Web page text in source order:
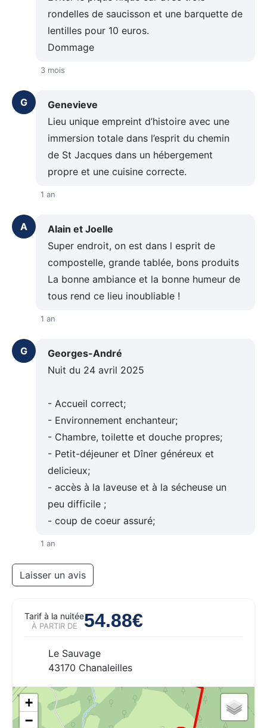
rondelles de saucisson et une barquette de
lentilles pour 10 euros.
Dommage
3 mois
G
Genevieve
Lieu unique empreint d’histoire avec une
immersion totale dans l’esprit du chemin
de St Jacques dans un hébergement
propre et une cuisine correcte.
1 an
A
Alain et Joelle
Super endroit, on est dans l esprit de
compostelle, grande tablée, bons produits
La bonne ambiance et la bonne humeur de
tous rend ce lieu inoubliable !
1 an
G
Georges-André
Nuit du 24 avril 2025
- Accueil correct;
- Environnement enchanteur;
- Chambre, toilette et douche propres;
- Petit-déjeuner et Dîner généreux et
delicieux;
- accès à la laveuse et à la sécheuse un
peu difficile ;
- coup de coeur assuré;
1 an
Laisser un avis
Tarif à la nuitée
À PARTIR DE 54.88€
Le Sauvage
43170 Chanaleilles
+
−